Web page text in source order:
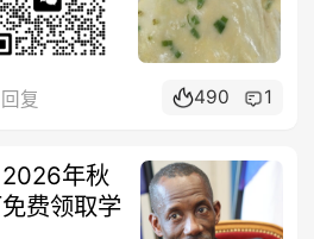
复 490 1
年秋
费领取学